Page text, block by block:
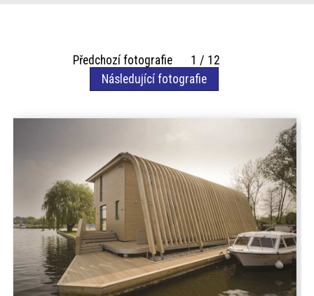
Kontakt
Předchozí fotografie 1 / 12
Následující fotografie